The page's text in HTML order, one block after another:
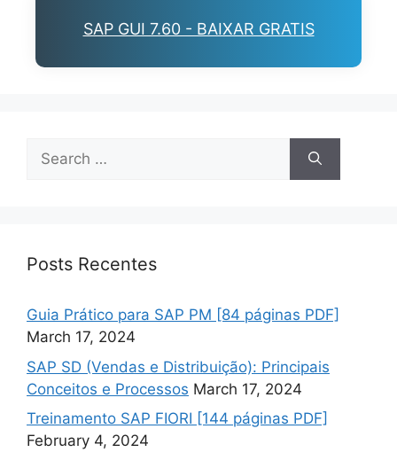
SAP GUI 7.60 - BAIXAR GRATIS
Search
for:
Posts Recentes
Guia Prático para SAP PM [84 páginas PDF]
March 17, 2024
SAP SD (Vendas e Distribuição): Principais
Conceitos e Processos March 17, 2024
Treinamento SAP FIORI [144 páginas PDF]
February 4, 2024